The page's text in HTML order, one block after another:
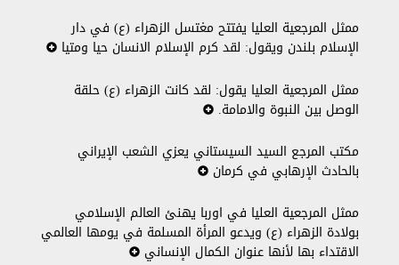
ممثل المرجعية العليا يفتتح مغتسل الزهراء (ع) في دار
الإسلام بلندن ويقول: لقد كرم الإسلام الانسان حيا ومتيا
ممثل المرجعية العليا يقول: لقد كانت الزهراء (ع) حلقة
الوصل بين النبوة والامامة.
مكتب المرجع السيد السيستاني يعزي الشعب الإيراني
بالحادث الإرهابي في كرمان
ممثل المرجعية العليا في اوربا يهنئ العالم الإسلامي
بولادة الزهراء (ع) ويدعو المرأة المسلمة في يومها العالمي
الاقتداء بها لأنها عنوان الكمال الإنساني